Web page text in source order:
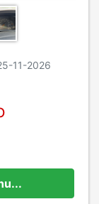
11-2026